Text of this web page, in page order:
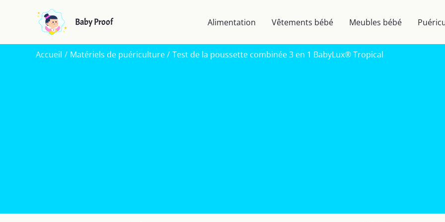
Baby Proof Alimentation Vêtements bébé Meubles bébé
Accueil Matériels de puériculture Test de la poussette combinée 3 en 1 BabyLux® Tropical